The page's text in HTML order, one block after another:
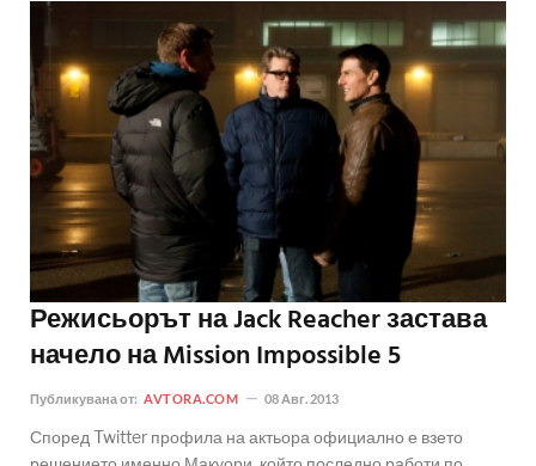
Режисьорът на Jack Reacher застава
начело на Mission Impossible 5
Публикувана от: AVTORA.COM 08 Авг. 2013
Според Twitter профила на актьора официално е взето